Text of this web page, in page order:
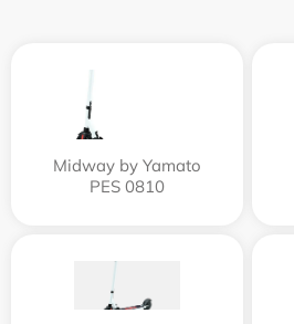
Midway by Yamato
PES 0810